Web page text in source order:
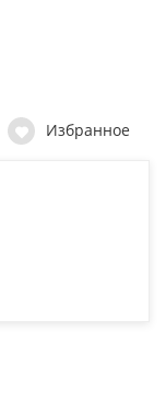
Избранное